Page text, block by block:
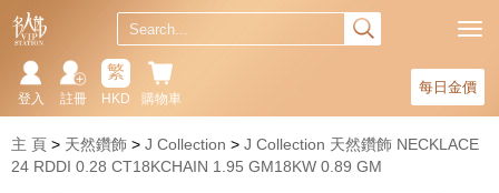
每日金價
購物車
繁
HKD
註冊
登入
主 頁 天然鑽飾 J Collection
J Collection 天然鑽飾 NECKLACE
24 RDDI 0.28 CT18KCHAIN 1.95 GM18KW 0.89 GM